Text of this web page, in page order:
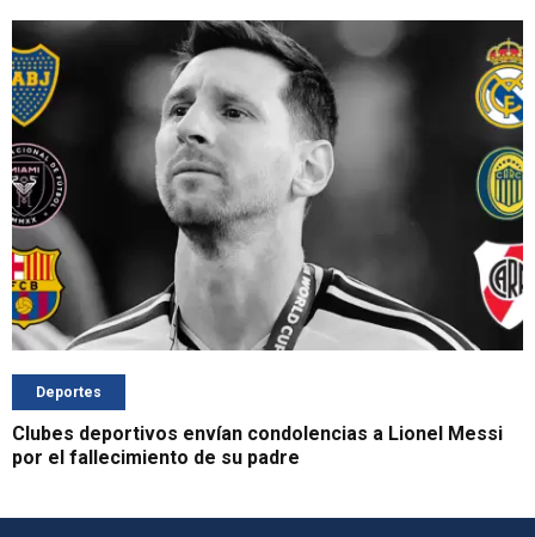
Deportes
Clubes deportivos envían condolencias a Lionel Messi
por el fallecimiento de su padre